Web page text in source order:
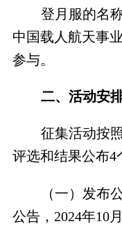
登月服的名
中国载人航天事
参与。
二、活动安
征集活动按
评选和结果公布4
（一）发布
公告，2024年10